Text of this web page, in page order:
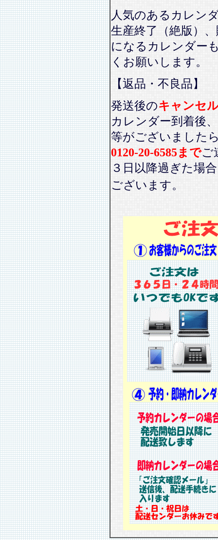
人気のあるカレン
生産終了（絶版）
になるカレンダー
くお願いします。
【返品・不良品】
発送後のキャンセ
カレンダー到着後、
等がございました
0120-20-6585までご
３日以降過ぎた場
ございます。